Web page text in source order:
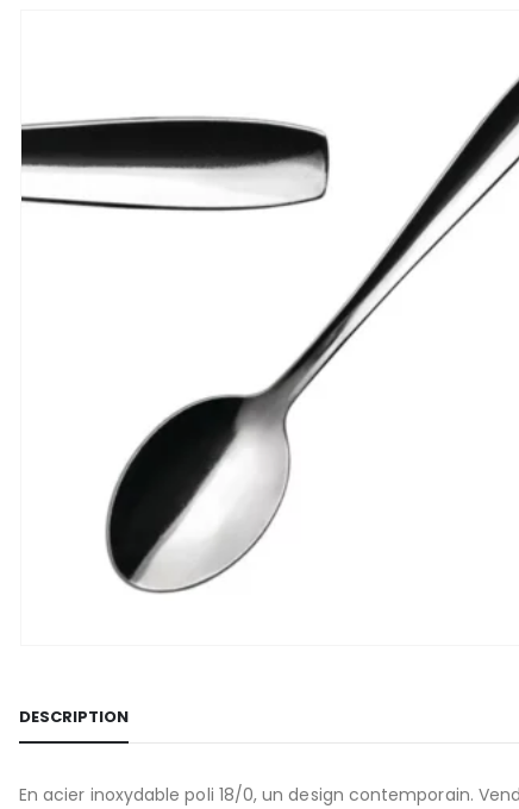
DESCRIPTION
En acier inoxydable poli 18/0, un design contemporain.